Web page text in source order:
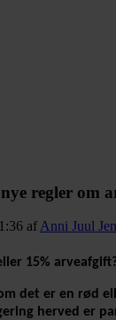
regler om
afAnni Juul
15%
det er en rød
herved er